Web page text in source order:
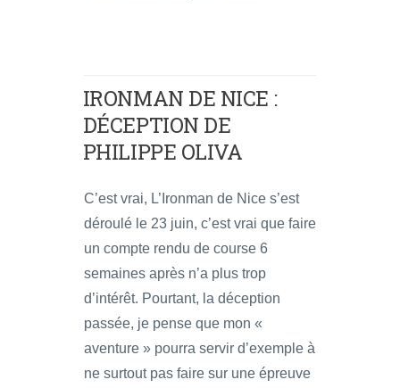
IRONMAN DE NICE :
DÉCEPTION DE
PHILIPPE OLIVA
C’est vrai, L’Ironman de Nice s’est
déroulé le 23 juin, c’est vrai que faire
un compte rendu de course 6
semaines après n’a plus trop
d’intérêt. Pourtant, la déception
passée, je pense que mon «
aventure » pourra servir d’exemple à
ne surtout pas faire sur une épreuve